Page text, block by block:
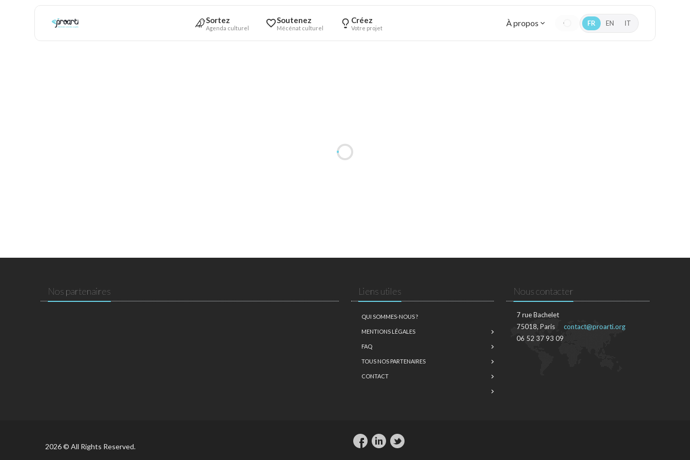
Sortez
Agenda culturel
Soutenez
Mécénat culturel
Créez
Votre projet À propos FR EN IT
Nos partenaires Liens utiles
QUI SOMMES-NOUS ?
MENTIONS LÉGALES
FAQ
TOUS NOS PARTENAIRES
CONTACT
Nous contacter
7 rue Bachelet
75018, Paris
06 52 37 93 09
contact@proarti.org
2026 © All Rights Reserved.